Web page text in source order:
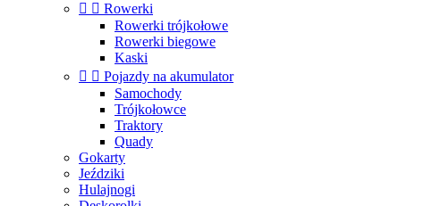
  Rowerki
Rowerki trójkołowe
Rowerki biegowe
Kaski
  Pojazdy na akumulator
Samochody
Trójkołowce
Traktory
Quady
Gokarty
Jeździki
Hulajnogi